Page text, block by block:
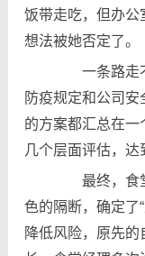
饭带走吃，但办公
想法被她否定了。
一条路走不
防疫规定和公司
的方案都汇总在
几个层面评估，达
最终，食堂
色的隔断，确定了
降低风险，原先